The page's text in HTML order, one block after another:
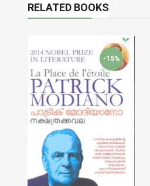
RELATED BOOKS
-15%